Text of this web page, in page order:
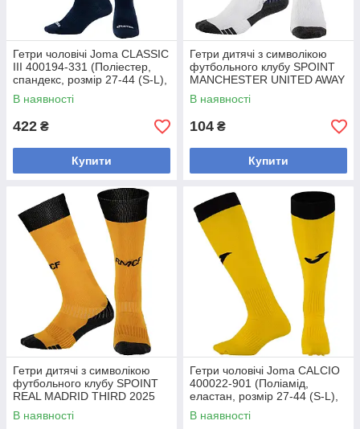
Гетри чоловічі Joma CLASSIC
III 400194-331 (Поліестер,
спандекс, розмір 27-44 (S-L),
темно-синій)
В наявності
422 ₴
Купити
Гетри дитячі з символікою
футбольного клубу SPOINT
MANCHESTER UNITED AWAY
2025 ETM2520-MU4 (розмір
32-39, білий синій)
В наявності
104 ₴
Купити
Гетри дитячі з символікою
футбольного клубу SPOINT
REAL MADRID THIRD 2025
ETM2502-RM3 (розмір 32-39,
жовтогарячий-чорний)
В наявності
Гетри чоловічі Joma CALCIO
400022-901 (Поліамід,
еластан, розмір 27-44 (S-L),
жовтий-чорний)
В наявності